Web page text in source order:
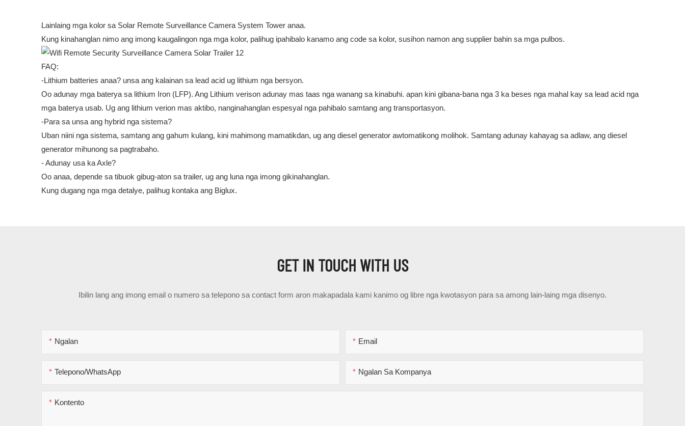
Lainlaing mga kolor sa Solar Remote Surveillance Camera System Tower anaa.
Kung kinahanglan nimo ang imong kaugalingon nga mga kolor, palihug ipahibalo kanamo ang code sa kolor, susihon namon ang supplier bahin sa mga pulbos.
FAQ:
-Lithium batteries anaa? unsa ang kalainan sa lead acid ug lithium nga bersyon.
Oo adunay mga baterya sa lithium Iron (LFP). Ang Lithium verison adunay mas taas nga wanang sa kinabuhi. apan kini gibana-bana nga 3 ka beses nga mahal kay sa lead acid nga
mga baterya usab. Ug ang lithium verion mas aktibo, nanginahanglan espesyal nga pahibalo samtang ang transportasyon.
-Para sa unsa ang hybrid nga sistema?
Uban niini nga sistema, samtang ang gahum kulang, kini mahimong mamatikdan, ug ang diesel generator awtomatikong molihok. Samtang adunay kahayag sa adlaw, ang diesel
generator mihunong sa pagtrabaho.
- Adunay usa ka Axle?
Oo anaa, depende sa tibuok gibug-aton sa trailer, ug ang luna nga imong gikinahanglan.
Kung dugang nga mga detalye, palihug kontaka ang Biglux.
GET IN TOUCH WITH US
Ibilin lang ang imong email o numero sa telepono sa contact form aron makapadala kami kanimo og libre nga kwotasyon para sa among lain-laing mga disenyo.
Ngalan Email
Telepono/WhatsApp Ngalan Sa Kompanya
Kontento